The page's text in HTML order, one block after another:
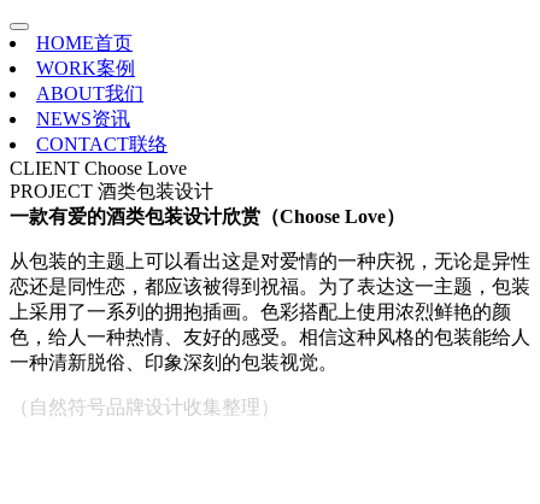
HOME首页
WORK案例
ABOUT我们
NEWS资讯
CONTACT联络
CLIENT Choose Love
PROJECT 酒类包装设计
一款有爱的酒类包装设计欣赏（Choose Love）
从包装的主题上可以看出这是对爱情的一种庆祝，无论是异性
恋还是同性恋，都应该被得到祝福。为了表达这一主题，包装
上采用了一系列的拥抱插画。色彩搭配上使用浓烈鲜艳的颜
色，给人一种热情、友好的感受。相信这种风格的包装能给人
一种清新脱俗、印象深刻的包装视觉。
（自然符号品牌设计收集整理）